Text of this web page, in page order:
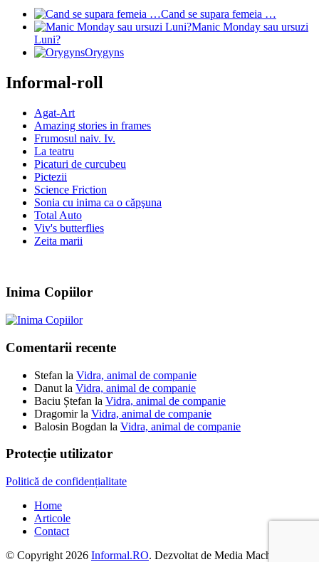
Cand se supara femeia …
Manic Monday sau ursuzi
Luni?
Orygyns
Informal-roll
Agat-Art
Amazing stories in frames
Frumosul naiv. Iv.
La teatru
Picaturi de curcubeu
Pictezii
Science Friction
Sonia cu inima ca o căpşuna
Total Auto
Viv's butterflies
Zeita marii
Inima Copiilor
Comentarii recente
Stefan la Vidra, animal de companie
Danut la Vidra, animal de companie
Baciu Ștefan la Vidra, animal de companie
Dragomirla Vidra, animal de companie
Balosin Bogdan la Vidra, animal de companie
Protecție utilizator
Politică de confidențialitate
Home
Articole
Contact
© Copyright 2026 Informal.RO. Dezvoltat de Media Machine